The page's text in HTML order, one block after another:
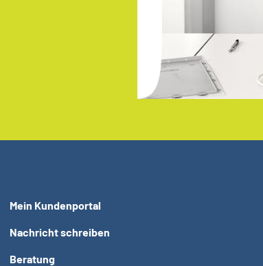
Mein Kundenportal
Nachricht schreiben
Beratung